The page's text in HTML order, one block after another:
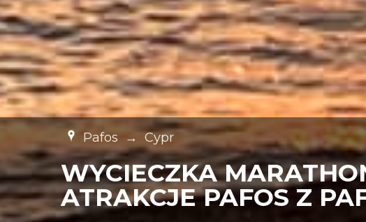
Pafos → Cypr
WYCIECZKA
ATRAKCJE PAFOS Z